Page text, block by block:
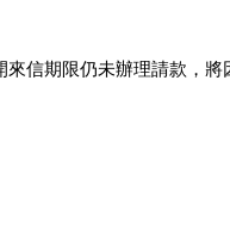
信期限仍未辦理請款，